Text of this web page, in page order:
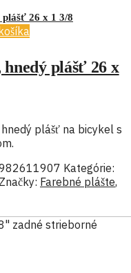
26 x 1 3/8
plášť 26 x
plášť na bicykel s
Kategórie:
Značky: Farebné plášte,